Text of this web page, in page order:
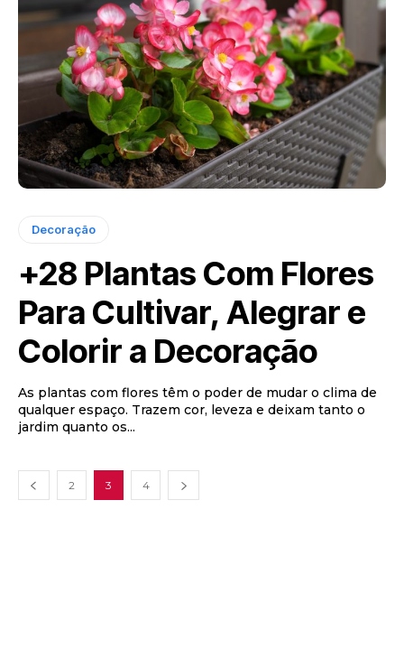
Decoração
+28 Plantas Com Flores
Para Cultivar, Alegrar e
Colorir a Decoração
As plantas com flores têm o poder de mudar o clima de
qualquer espaço. Trazem cor, leveza e deixam tanto o
jardim quanto os...
2 3 4